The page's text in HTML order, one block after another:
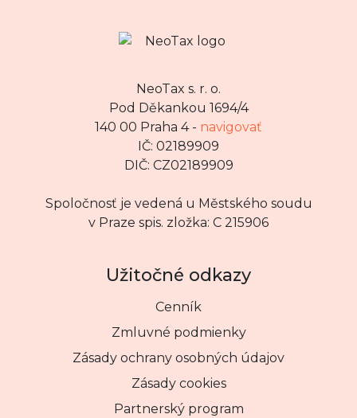
NeoTax s. r. o.
Pod Děkankou 1694/4
140 00 Praha 4 - navigovať
IČ: 02189909
DIČ: CZ02189909
Spoločnosť je vedená u Městského soudu
v Praze spis. zložka: C 215906
Užitočné odkazy
Cenník
Zmluvné podmienky
Zásady ochrany osobných údajov
Zásady cookies
Partnerský program